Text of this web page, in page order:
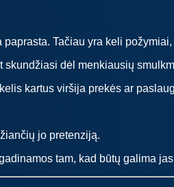
Tačiau yra keli
skundžiasi dėl menkiausių
kartus viršija prekės ar
jo pretenziją.
tam, kad būtų galima